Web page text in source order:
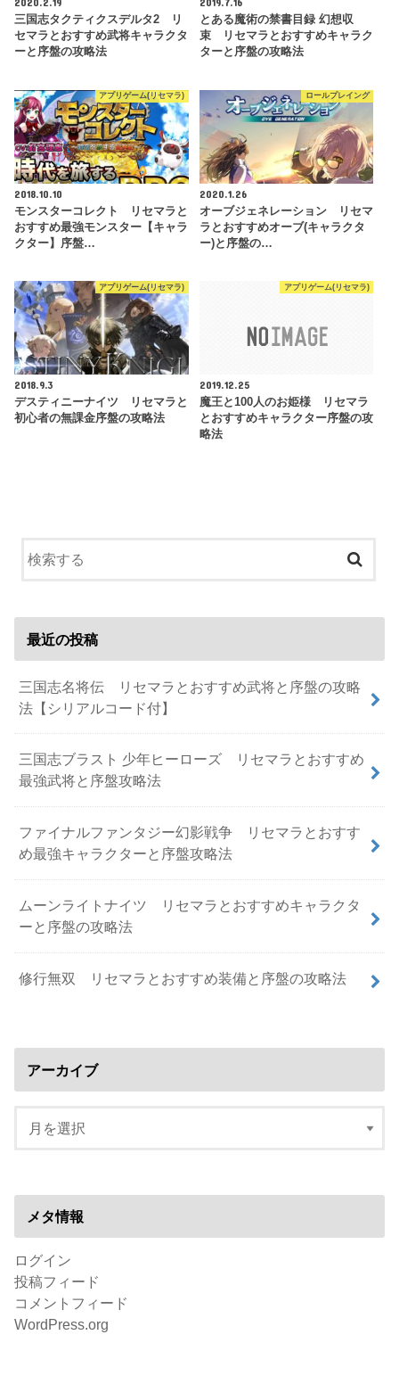
三国志タクティクスデルタ2 リ
セマラとおすすめ武将キャラクタ
ーと序盤の攻略法
とある魔術の禁書目録 幻想収
束 リセマラとおすすめキャラク
ターと序盤の攻略法
アプリゲーム(リセマラ)
2018.10.10
モンスターコレクト リセマラと
おすすめ最強モンスター【キャラ
クター】序盤…
ロールプレイング
2020.1.26
オーブジェネレーション リセマ
ラとおすすめオーブ(キャラクタ
ー)と序盤の…
アプリゲーム(リセマラ)
2018.9.3
デスティニーナイツ リセマラと
初心者の無課金序盤の攻略法
アプリゲーム(リセマラ)
2019.12.25
魔王と100人のお姫様 リセマラ
とおすすめキャラクター序盤の攻
略法
最近の投稿
三国志名将伝 リセマラとおすすめ武将と序盤の攻略
法【シリアルコード付】
三国志ブラスト 少年ヒーローズ リセマラとおすすめ
最強武将と序盤攻略法
ファイナルファンタジー幻影戦争 リセマラとおすす
め最強キャラクターと序盤攻略法
ムーンライトナイツ リセマラとおすすめキャラクタ
ーと序盤の攻略法
修行無双 リセマラとおすすめ装備と序盤の攻略法
アーカイブ
メタ情報
ログイン
投稿フィード
コメントフィード
WordPress.org